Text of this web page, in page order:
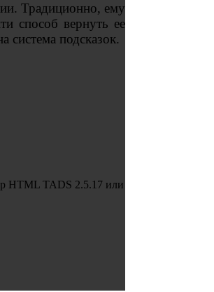
Традиционно, ему
способ вернуть ее
система подсказок.
HTML TADS 2.5.17 или